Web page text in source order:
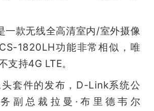
一款无线全高清室内/室外摄像
1820LH功能非常相似，唯
支持4G LTE。
套件的发布，D-Link系统公
副总裁拉曼·布里德韦尔